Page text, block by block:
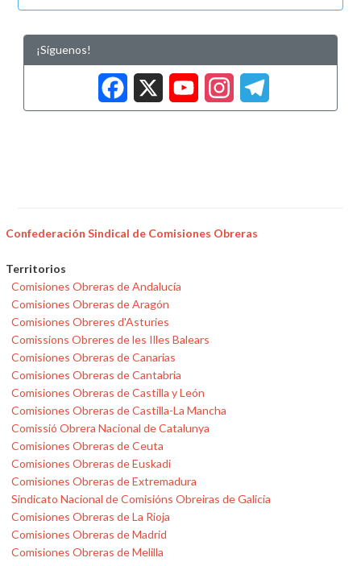
¡Síguenos!
Facebook
X
Confederación Sindical de Comisiones Obreras
Territorios
Comisiones Obreras de Andalucía
Comisiones Obreras de Aragón
Comisiones Obreres d'Asturies
Comissions Obreres de les Illes Balears
Comisiones Obreras de Canarias
Comisiones Obreras de Cantabria
Comisiones Obreras de Castilla y León
Comisiones Obreras de Castilla-La Mancha
Comissió Obrera Nacional de Catalunya
Comisiones Obreras de Ceuta
Comisiones Obreras de Euskadi
Comisiones Obreras de Extremadura
Sindicato Nacional de Comisións Obreiras de Galicia
Comisiones Obreras de La Rioja
Comisiones Obreras de Madrid
Comisiones Obreras de Melilla